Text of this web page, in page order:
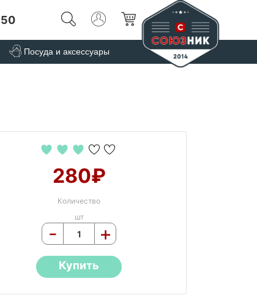
Посуда и аксессуары
280₽
Количество
шт
- +
Купить